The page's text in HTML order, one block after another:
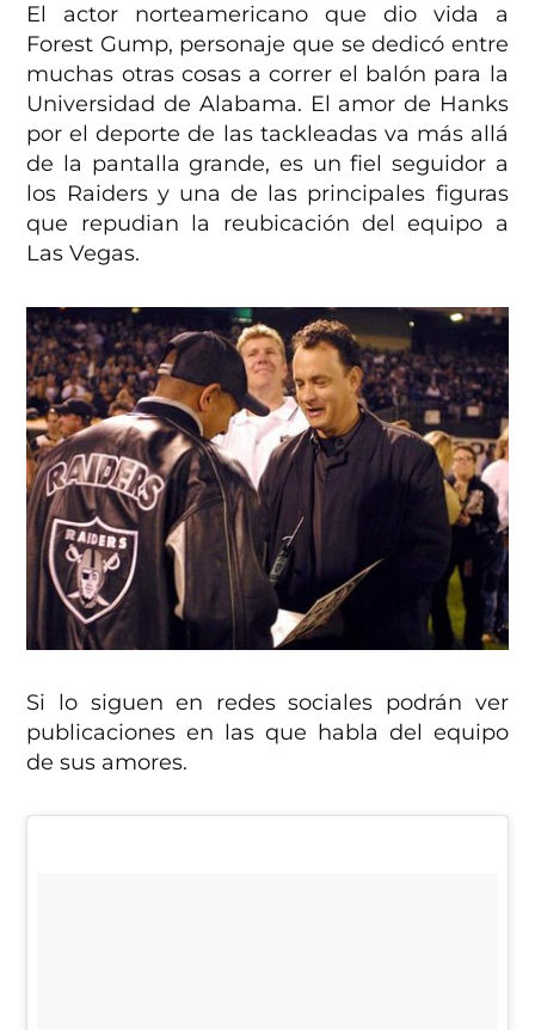
El actor norteamericano que dio vida a
Forest Gump, personaje que se dedicó entre
muchas otras cosas a correr el balón para la
Universidad de Alabama. El amor de Hanks
por el deporte de las tackleadas va más allá
de la pantalla grande, es un fiel seguidor a
los Raiders y una de las principales figuras
que repudian la reubicación del equipo a
Las Vegas.
Si lo siguen en redes sociales podrán ver
publicaciones en las que habla del equipo
de sus amores.